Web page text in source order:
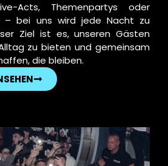
Acts, Themenpartys oder
– bei uns wird jede Nacht zu
Ziel ist es, unseren Gästen
zu bieten und gemeinsam
die bleiben.